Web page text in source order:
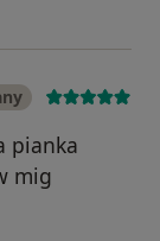
pianka
mig